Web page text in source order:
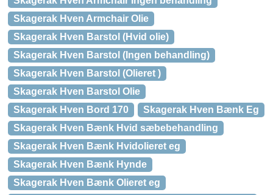
Skagerak Hven Armchair Olie
Skagerak Hven Barstol (Hvid olie)
Skagerak Hven Barstol (Ingen behandling)
Skagerak Hven Barstol (Olieret )
Skagerak Hven Barstol Olie
Skagerak Hven Bord 170
Skagerak Hven Bænk Eg
Skagerak Hven Bænk Hvid sæbebehandling
Skagerak Hven Bænk Hvidolieret eg
Skagerak Hven Bænk Hynde
Skagerak Hven Bænk Olieret eg